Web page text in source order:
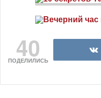
40
ПОДЕЛИЛИСЬ